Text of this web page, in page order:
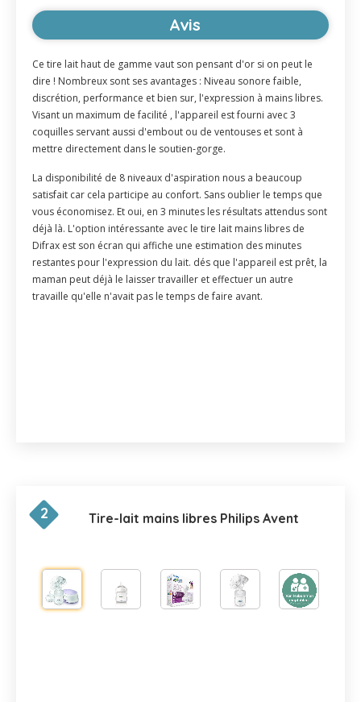
Avis
Ce tire lait haut de gamme vaut son pensant d'or si on peut le
dire ! Nombreux sont ses avantages : Niveau sonore faible,
discrétion, performance et bien sur, l'expression à mains libres.
Visant un maximum de facilité , l'appareil est fourni avec 3
coquilles servant aussi d'embout ou de ventouses et sont à
mettre directement dans le soutien-gorge.
La disponibilité de 8 niveaux d'aspiration nous a beaucoup
satisfait car cela participe au confort. Sans oublier le temps que
vous économisez. Et oui, en 3 minutes les résultats attendus sont
déjà là. L'option intéressante avec le tire lait mains libres de
Difrax est son écran qui affiche une estimation des minutes
restantes pour l'expression du lait. dés que l'appareil est prêt, la
maman peut déjà le laisser travailler et effectuer un autre
travaille qu'elle n'avait pas le temps de faire avant.
2 Tire-lait mains libres Philips Avent